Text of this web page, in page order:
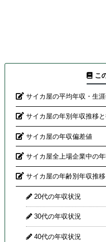
こ
サイカ屋の平均年収・生
サイカ屋の年別年収推移
サイカ屋の年収偏差値
サイカ屋全上場企業中の
サイカ屋の年齢別年収推
20代の年収状況
30代の年収状況
40代の年収状況